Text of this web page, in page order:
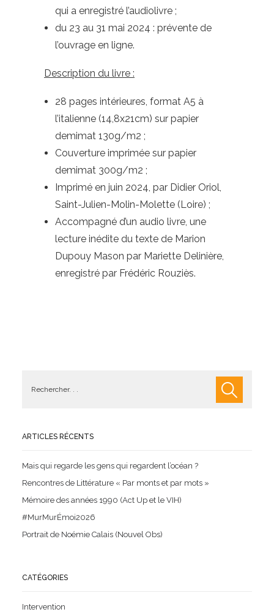
qui a enregistré l’audiolivre ;
du 23 au 31 mai 2024 : prévente de
l’ouvrage en ligne.
Description du livre :
28 pages intérieures, format A5 à
l’italienne (14,8x21cm) sur papier
demimat 130g/m2 ;
Couverture imprimée sur papier
demimat 300g/m2 ;
Imprimé en juin 2024, par Didier Oriol,
Saint-Julien-Molin-Molette (Loire) ;
Accompagné d’un audio livre, une
lecture inédite du texte de Marion
Dupouy Mason par Mariette Delinière,
enregistré par Frédéric Rouziès.
ARTICLES RÉCENTS
Mais qui regarde les gens qui regardent l’océan ?
Rencontres de Littérature « Par monts et par mots »
Mémoire des années 1990 (Act Up et le VIH)
#MurMurÉmoi2026
Portrait de Noémie Calais (Nouvel Obs)
CATÉGORIES
Intervention